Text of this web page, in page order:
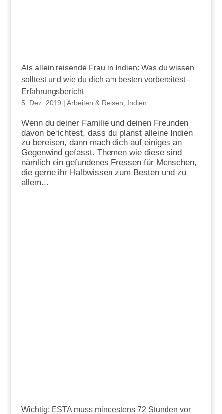
Als allein reisende Frau in Indien: Was du wissen
solltest und wie du dich am besten vorbereitest –
Erfahrungsbericht
5. Dez. 2019 | Arbeiten & Reisen Indien
Wenn du deiner Familie und deinen Freunden
davon berichtest, dass du planst alleine Indien
zu bereisen, dann mach dich auf einiges an
Gegenwind gefasst. Themen wie diese sind
nämlich ein gefundenes Fressen für Menschen,
die gerne ihr Halbwissen zum Besten und zu
allem...
Wichtig: ESTA muss mindestens 72 Stunden vor